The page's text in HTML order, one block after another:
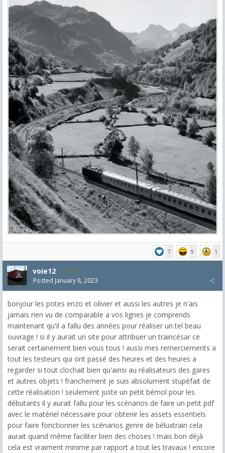
7 9 1
voie12 515
Posted January 8, 2023
bonjour les potes enzo et olivier et aussi les autres je n'ais
jamais rien vu de comparable a vos lignes je comprends
maintenant qu'il a fallu des années pour réaliser un tel beau
ouvrage ! si il y aurait un site pour attribuer un traincésar ce
serait certainement bien vous tous ! aussi mes remerciements a
tout les testeurs qui ont passé des heures et des heures a
regarder si tout clochait bien qu'ainsi au réalisateurs des gares
et autres objets ! franchement je suis absolument stupéfait de
cette réalisation ! seulement juste un petit bémol pour les
débutants il y aurait fallu pour les scénarios de faire un petit pdf
avec le matériel nécessaire pour obtenir les assets essentiels
pour faire fonctionner les scénarios genre de béluxtrain cela
aurait quand même faciliter bien des choses ! mais bon déjà
cela est vraiment minime par rapport a tout les travaux ! encore